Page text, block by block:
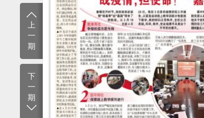
上
一
期
下
一
期